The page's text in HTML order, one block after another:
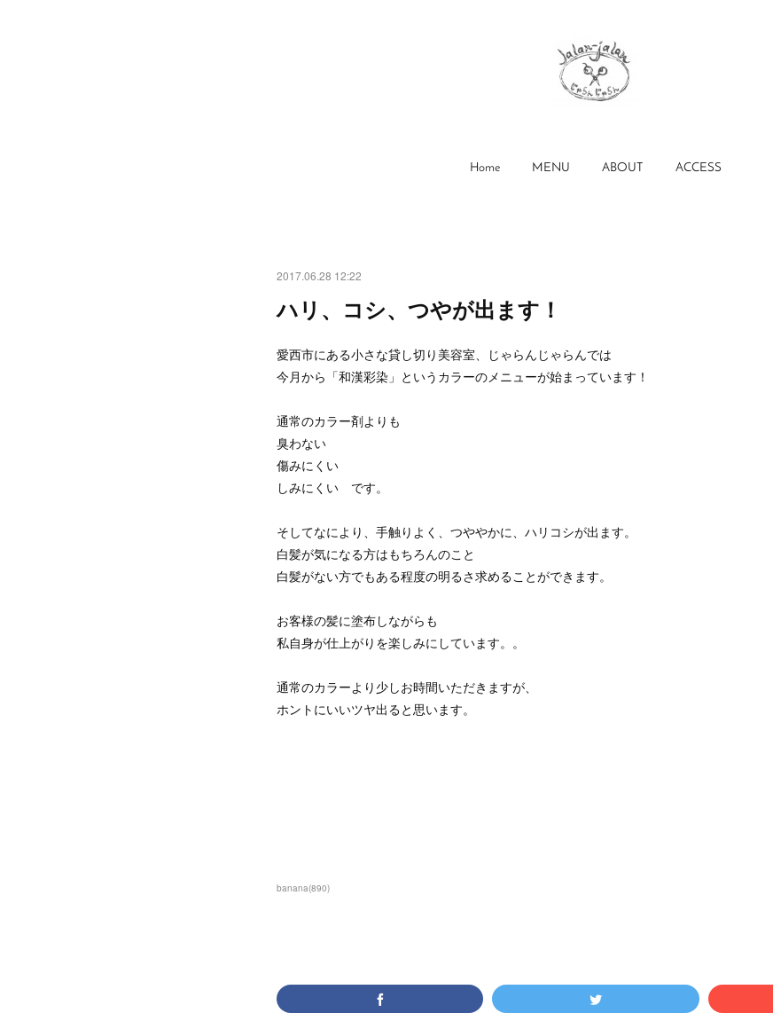
Home MENU ABOUT ACCESS
2017.06.28 12:22
ハリ、コシ、つやが出ます！
愛西市にある小さな貸し切り美容室、じゃらんじゃらんでは
今月から「和漢彩染」というカラーのメニューが始まっています！
通常のカラー剤よりも
臭わない
傷みにくい
しみにくい です。
そしてなにより、手触りよく、つややかに、ハリコシが出ます。
白髪が気になる方はもちろんのこと
白髪がない方でもある程度の明るさ求めることができます。
お客様の髪に塗布しながらも
私自身が仕上がりを楽しみにしています。。
通常のカラーより少しお時間いただきますが、
ホントにいいツヤ出ると思います。
banana(890)